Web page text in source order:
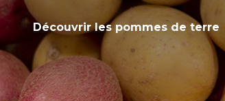
Découvrir les pommes de terre